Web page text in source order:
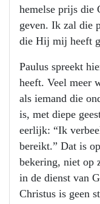
hemelse prijs die
geven. Ik zal die
die Hij mij heeft
Paulus spreekt
heeft. Veel meer
als iemand die
is, met diepe
eerlijk: “Ik
bereikt.” Dat is
bekering, niet op
in de dienst van
Christus is geen